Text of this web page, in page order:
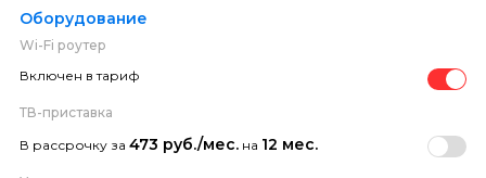
Оборудование
Wi-Fi роутер
Включен в тариф
ТВ-приставка
В рассрочку за 473 руб./мес. на 12 мес.